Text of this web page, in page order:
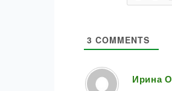
3 COMMENTS
Ирина